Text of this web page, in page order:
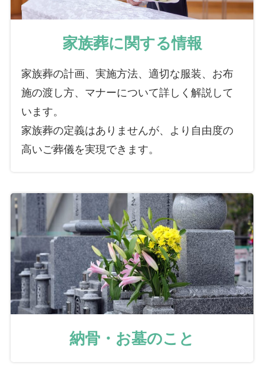
家族葬に関する情報
家族葬の計画、実施方法、適切な服装、お布
施の渡し方、マナーについて詳しく解説して
います。
家族葬の定義はありませんが、より自由度の
高いご葬儀を実現できます。
納骨・お墓のこと